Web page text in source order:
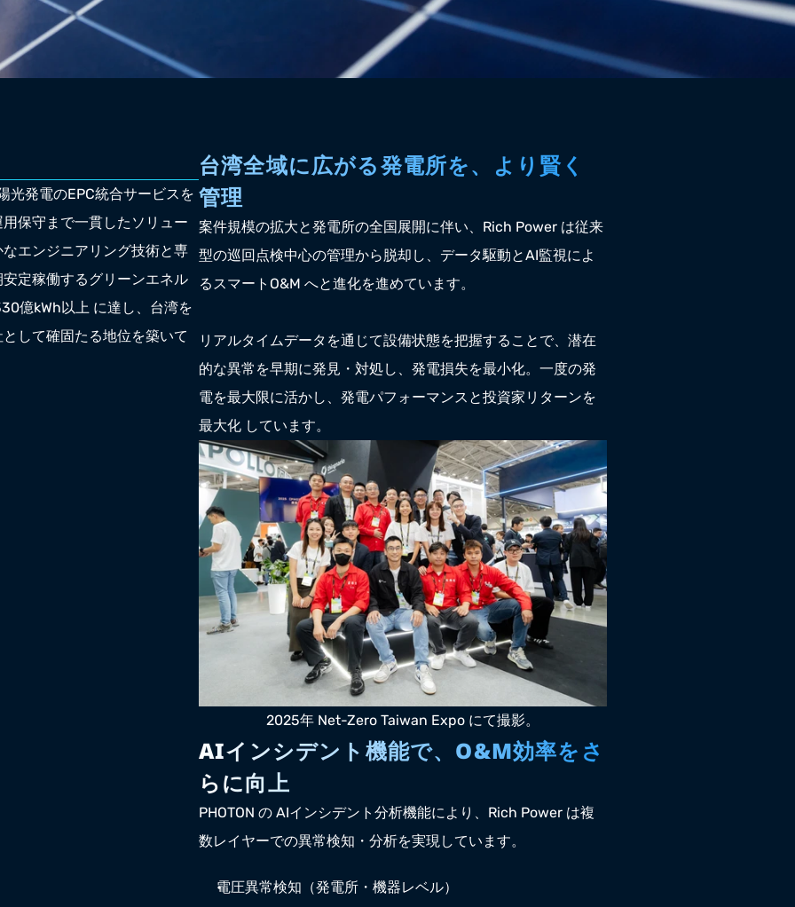
光発電のEPC統合サービスを
保守まで一貫したソリュー
エンジニアリング技術と専
定稼働するグリーンエネル
億kWh以上 に達し、台湾を
して確固たる地位を築いて
台湾全域に広がる発電所を、より賢く
管理
案件規模の拡大と発電所の全国展開に伴い、Rich Power は従来
型の巡回点検中心の管理から脱却し、データ駆動とAI監視によ
るスマートO&M へと進化を進めています。
リアルタイムデータを通じて設備状態を把握することで、潜在
的な異常を早期に発見・対処し、発電損失を最小化。一度の発
電を最大限に活かし、発電パフォーマンスと投資家リターンを
最大化 しています。
2025年 Net-Zero Taiwan Expo にて撮影。
AIインシデント機能で、O&M効率をさ
らに向上
PHOTON の AIインシデント分析機能により、Rich Power は複
数レイヤーでの異常検知・分析を実現しています。
電圧異常検知（発電所・機器レベル）